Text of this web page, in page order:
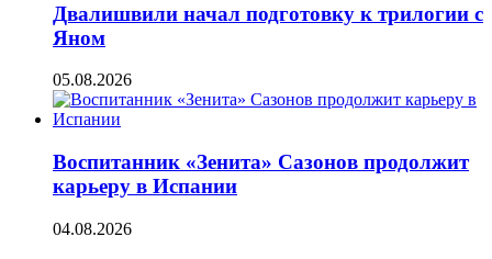
Двалишвили начал подготовку к трилогии с
Яном
05.08.2026
Воспитанник «Зенита» Сазонов продолжит
карьеру в Испании
04.08.2026